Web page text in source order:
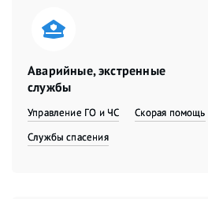
Аварийные, экстренные
службы
Управление ГО и ЧС Скорая помощь
Службы спасения